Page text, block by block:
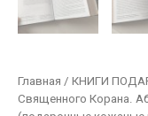
Главная / КНИГИ
Священного Корана.